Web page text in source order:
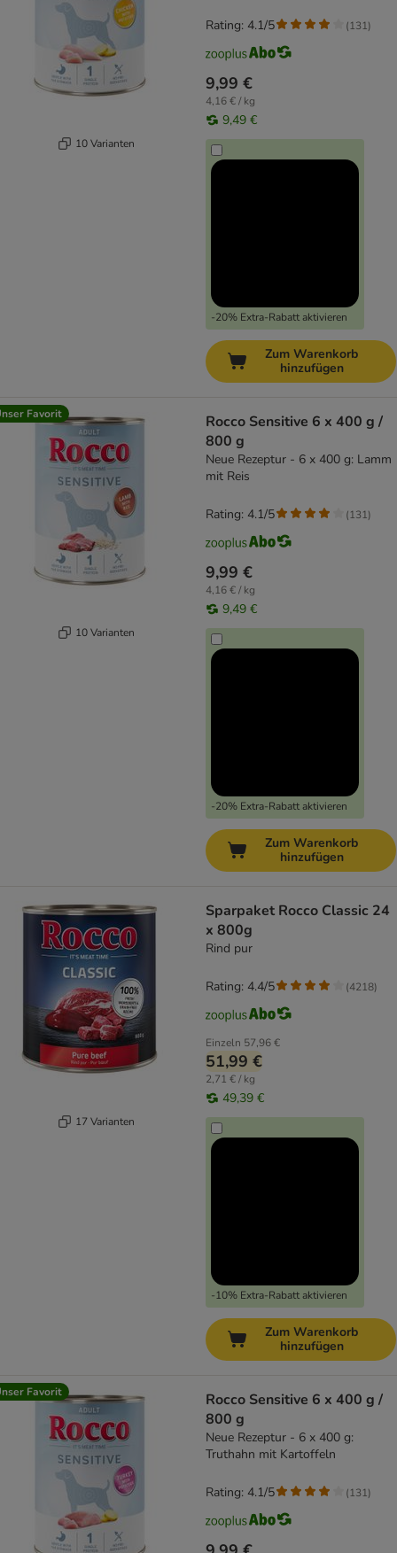
10 Varianten
9,99 €
4,16 € / kg
9,49 €
-20% Extra-Rabatt aktivieren
Rating: 4.1/5 (131)
Zum Warenkorb
hinzufügen
Favorit
10 Varianten
Rocco Sensitive 6 x 400 g /
800 g
Neue Rezeptur - 6 x 400 g: Lamm
mit Reis
9,99 €
4,16 € / kg
9,49 €
-20% Extra-Rabatt aktivieren
Rating: 4.1/5 (131)
Zum Warenkorb
hinzufügen
17 Varianten
Sparpaket Rocco Classic 24
x 800g
Rind pur
Einzeln 57,96 €
51,99 €
2,71 € / kg
49,39 €
-10% Extra-Rabatt aktivieren
Rating: 4.4/5 (4218)
Zum Warenkorb
hinzufügen
Favorit
Rocco Sensitive 6 x 400 g /
800 g
Neue Rezeptur - 6 x 400 g:
Truthahn mit Kartoffeln
Rating: 4.1/5 (131)